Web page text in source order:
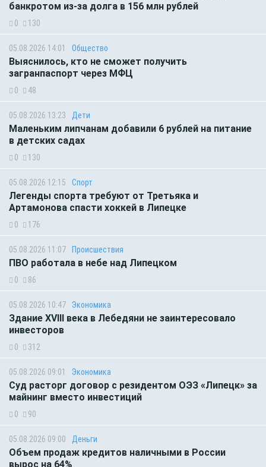
банкротом из-за долга в 156 млн рублей
0 130
05.08.2026 14:01 Общество
Выяснилось, кто не сможет получить
загранпаспорт через МФЦ
0 48
05.08.2026 13:23 Дети
Маленьким липчанам добавили 6 рублей на питание
в детских садах
0 130
05.08.2026 12:15 Спорт
Легенды спорта требуют от Третьяка и
Артамонова спасти хоккей в Липецке
0 176
05.08.2026 11:07 Происшествия
ПВО работала в небе над Липецком
0 86
05.08.2026 10:47 Экономика
Здание XVIII века в Лебедяни не заинтересовало
инвесторов
0 312
05.08.2026 09:01 Экономика
Суд расторг договор с резидентом ОЭЗ «Липецк» за
майнинг вместо инвестиций
0 90
05.08.2026 09:00 Деньги
Объем продаж кредитов наличными в России
вырос на 64%